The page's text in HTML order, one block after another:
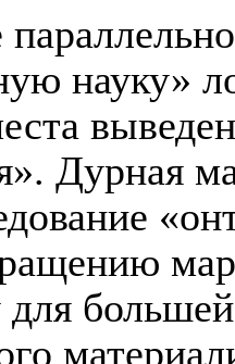
науку»
Дурная
для